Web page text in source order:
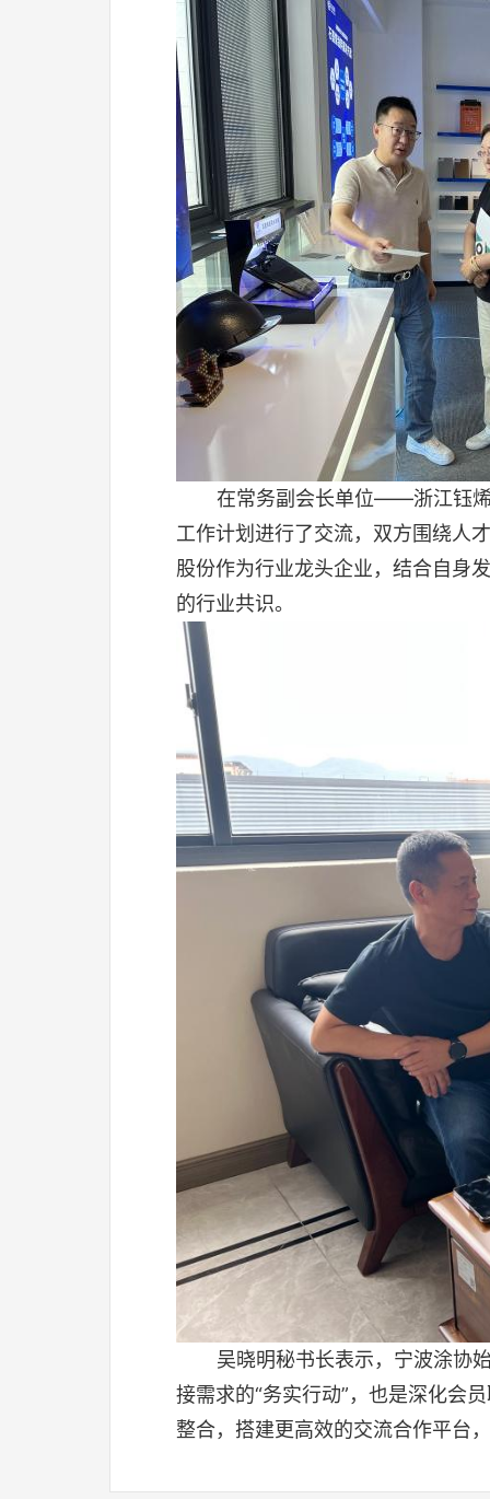
在常务副会长单位——浙江钰
工作计划进行了交流，双方围绕人
股份作为行业龙头企业，结合自身
的行业共识。
吴晓明秘书长表示，宁波涂协
接需求的“务实行动”，也是深化会
整合，搭建更高效的交流合作平台